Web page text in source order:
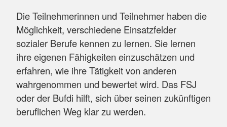
Die Teilnehmerinnen und Teilnehmer haben die
Möglichkeit, verschiedene Einsatzfelder
sozialer Berufe kennen zu lernen. Sie lernen
ihre eigenen Fähigkeiten einzuschätzen und
erfahren, wie ihre Tätigkeit von anderen
wahrgenommen und bewertet wird. Das FSJ
oder der Bufdi hilft, sich über seinen zukünftigen
beruflichen Weg klar zu werden.